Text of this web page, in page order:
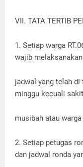
VII. TATA TERTIB
1. Setiap warga
wajib
jadwal yang telah
minggu kecuali
musibah atau
2. Setiap petugas
dan jadwal ronda